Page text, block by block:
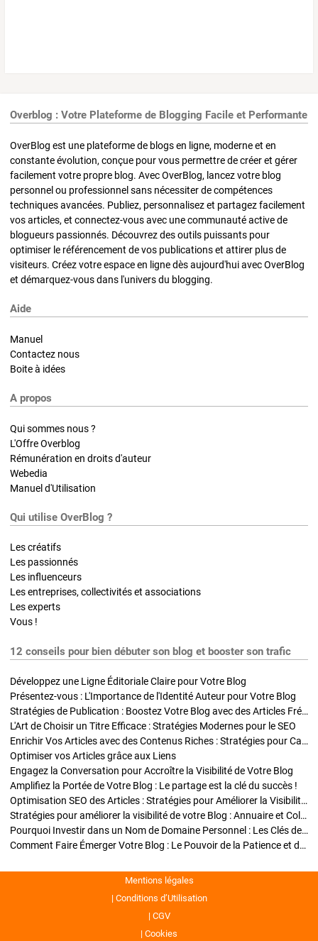
Overblog : Votre Plateforme de Blogging Facile et Performante
OverBlog est une plateforme de blogs en ligne, moderne et en
constante évolution, conçue pour vous permettre de créer et gérer
facilement votre propre blog. Avec OverBlog, lancez votre blog
personnel ou professionnel sans nécessiter de compétences
techniques avancées. Publiez, personnalisez et partagez facilement
vos articles, et connectez-vous avec une communauté active de
blogueurs passionnés. Découvrez des outils puissants pour
optimiser le référencement de vos publications et attirer plus de
visiteurs. Créez votre espace en ligne dès aujourd'hui avec OverBlog
et démarquez-vous dans l'univers du blogging.
Aide
Manuel
Contactez nous
Boite à idées
A propos
Qui sommes nous ?
L'Offre Overblog
Rémunération en droits d'auteur
Webedia
Manuel d'Utilisation
Qui utilise OverBlog ?
Les créatifs
Les passionnés
Les influenceurs
Les entreprises, collectivités et associations
Les experts
Vous !
12 conseils pour bien débuter son blog et booster son trafic
Développez une Ligne Éditoriale Claire pour Votre Blog
Présentez-vous : L'Importance de l'Identité Auteur pour Votre Blog
Stratégies de Publication : Boostez Votre Blog avec des Articles Fréquents et Exclusifs
L'Art de Choisir un Titre Efficace : Stratégies Modernes pour le SEO
Enrichir Vos Articles avec des Contenus Riches : Stratégies pour Captiver et Optimiser
Optimiser vos Articles grâce aux Liens
Engagez la Conversation pour Accroître la Visibilité de Votre Blog
Amplifiez la Portée de Votre Blog : Le partage est la clé du succès !
Optimisation SEO des Articles : Stratégies pour Améliorer la Visibilité de Votre Blog
Stratégies pour améliorer la visibilité de votre Blog : Annuaire et Collaborations
Pourquoi Investir dans un Nom de Domaine Personnel : Les Clés de la Réussite de Votre Blog
Comment Faire Émerger Votre Blog : Le Pouvoir de la Patience et de la Persévérance
Mentions légales
Conditions d’Utilisation
CGV
Cookies